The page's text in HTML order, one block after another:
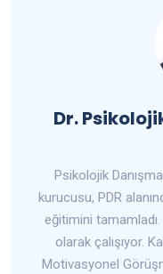
Dr.
Psikolojik
kurucusu, PDR
eğitimini tamamladı.
olarak çalışıyor.
Motivasyonel